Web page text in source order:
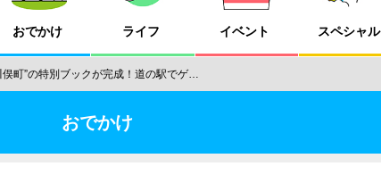
おでかけ ライフ イベント スペシャル
町”の特別ブックが完成！道の駅でゲ…
おでかけ